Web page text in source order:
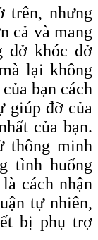
trên, nhưng
cả và mang
dở khóc dở
lại không
bạn cách
giúp đỡ của
của bạn.
thông minh
tình huống
cách nhận
tự nhiên,
bị phụ trợ